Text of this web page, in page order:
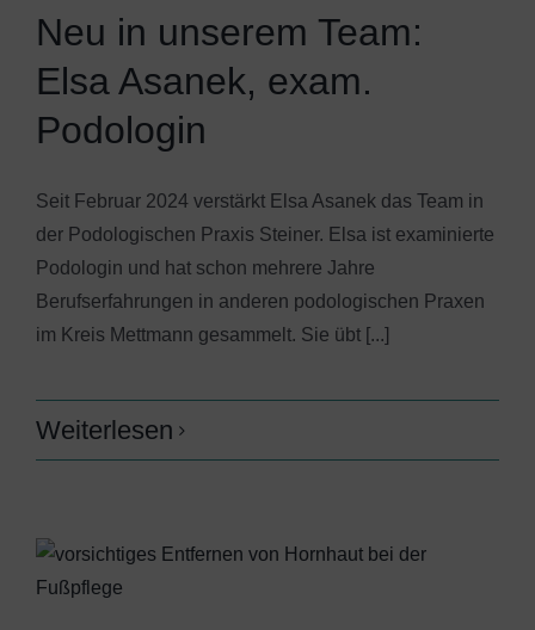
Neu in unserem Team:
Elsa Asanek, exam.
Podologin
Seit Februar 2024 verstärkt Elsa Asanek das Team in
der Podologischen Praxis Steiner. Elsa ist examinierte
Podologin und hat schon mehrere Jahre
Berufserfahrungen in anderen podologischen Praxen
im Kreis Mettmann gesammelt. Sie übt [...]
Weiterlesen